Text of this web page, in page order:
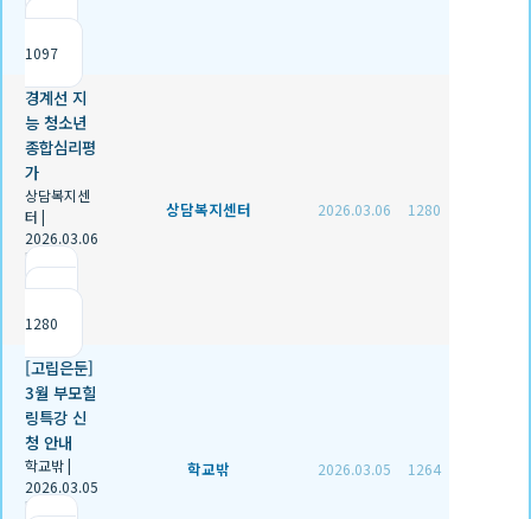
1097
경계선 지
능 청소년
종합심리평
가
상담복지센
터 |
2026.03.06
|
1280
상담복지센터 2026.03.06 1280
[고립은둔]
3월 부모힐
링특강 신
청 안내
학교밖|
2026.03.05
|
학교밖 2026.03.05 1264